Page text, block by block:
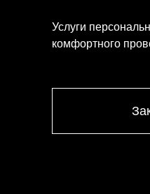
Услуги
комфортного